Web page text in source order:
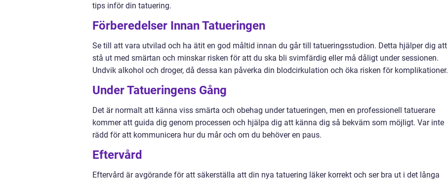
tips inför din tatuering.
Förberedelser Innan Tatueringen
Se till att vara utvilad och ha ätit en god måltid innan du går till tatueringsstudion. Detta hjälper dig att
stå ut med smärtan och minskar risken för att du ska bli svimfärdig eller må dåligt under sessionen.
Undvik alkohol och droger, då dessa kan påverka din blodcirkulation och öka risken för komplikationer.
Under Tatueringens Gång
Det är normalt att känna viss smärta och obehag under tatueringen, men en professionell tatuerare
kommer att guida dig genom processen och hjälpa dig att känna dig så bekväm som möjligt. Var inte
rädd för att kommunicera hur du mår och om du behöver en paus.
Eftervård
Eftervård är avgörande för att säkerställa att din nya tatuering läker korrekt och ser bra ut i det långa